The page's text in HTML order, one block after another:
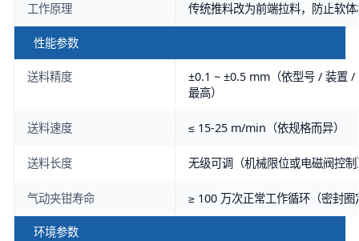
工作原理 传统推料改为前端拉料，防止软
性能参数
送料精度
±0.1 ~ ±0.5 mm（依型号 / 装置 /
最高）
送料速度 ≤ 15-25 m/min（依规格而异）
送料长度 无级可调（机械限位或电磁阀控
气动夹钳寿命 ≥ 100 万次正常工作循环（密封圈
环境参数